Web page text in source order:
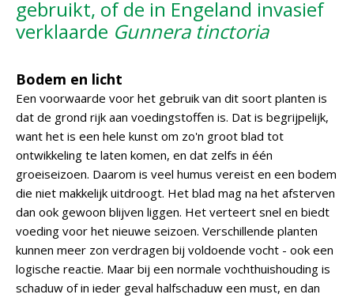
gebruikt, of de in Engeland invasief
verklaarde Gunnera tinctoria
Bodem en licht
Een voorwaarde voor het gebruik van dit soort planten is
dat de grond rijk aan voedingstoffen is. Dat is begrijpelijk,
want het is een hele kunst om zo'n groot blad tot
ontwikkeling te laten komen, en dat zelfs in één
groeiseizoen. Daarom is veel humus vereist en een bodem
die niet makkelijk uitdroogt. Het blad mag na het afsterven
dan ook gewoon blijven liggen. Het verteert snel en biedt
voeding voor het nieuwe seizoen. Verschillende planten
kunnen meer zon verdragen bij voldoende vocht - ook een
logische reactie. Maar bij een normale vochthuishouding is
schaduw of in ieder geval halfschaduw een must, en dan